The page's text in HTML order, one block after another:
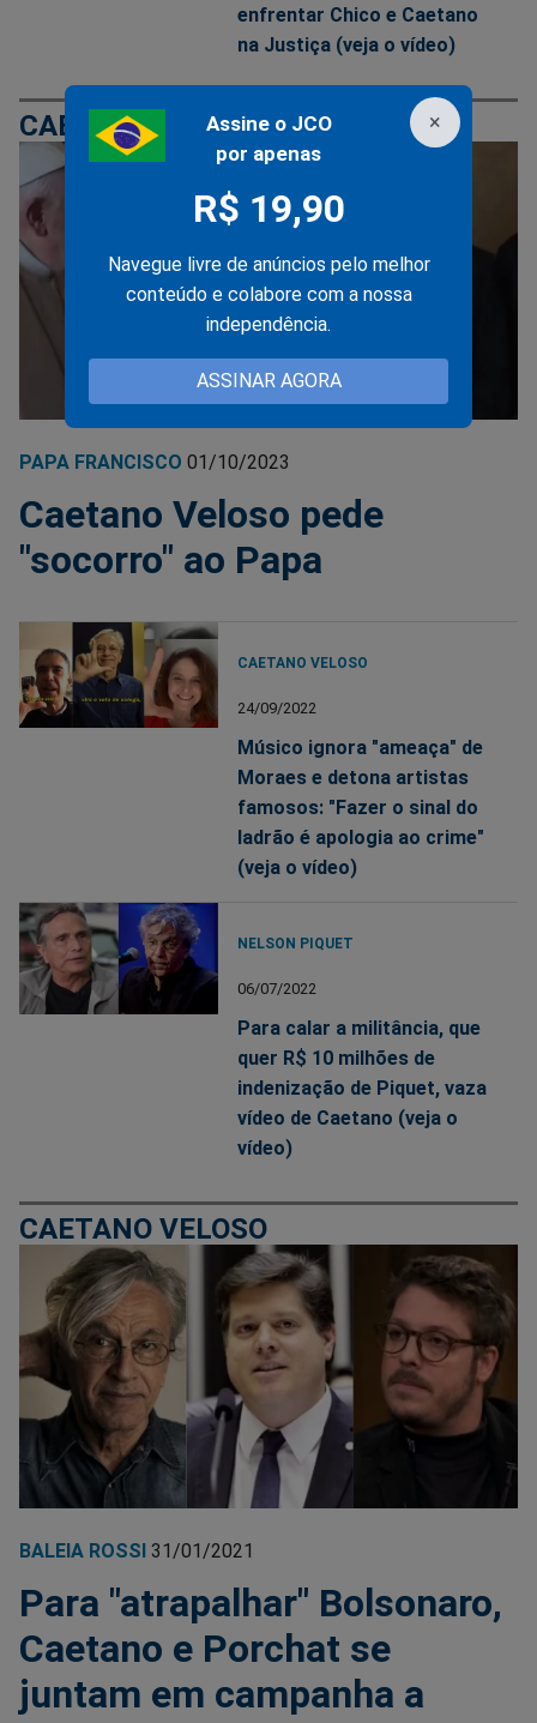
×
Assine o JCO
por apenas
R$ 19,90
Navegue livre de anúncios pelo melhor
conteúdo e colabore com a nossa
independência.
ASSINAR AGORA
enfrentar Chico e Caetano
na Justiça (veja o vídeo)
CAETANO VELOSO
PAPA FRANCISCO 01/10/2023
Caetano Veloso pede
"socorro" ao Papa
CAETANO VELOSO
24/09/2022
Músico ignora "ameaça" de
Moraes e detona artistas
famosos: "Fazer o sinal do
ladrão é apologia ao crime"
(veja o vídeo)
NELSON PIQUET
06/07/2022
Para calar a militância, que
quer R$ 10 milhões de
indenização de Piquet, vaza
vídeo de Caetano (veja o
vídeo)
CAETANO VELOSO
BALEIA ROSSI 31/01/2021
Para "atrapalhar" Bolsonaro,
Caetano e Porchat se
juntam em campanha a